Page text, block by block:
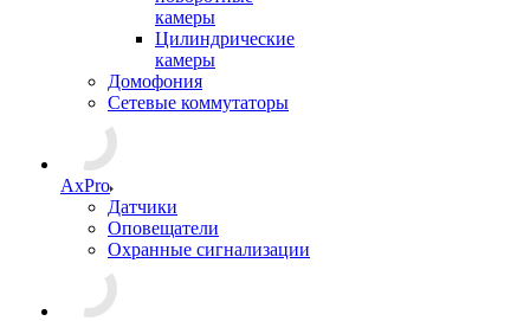
камеры
Цилиндрические
камеры
Домофония
Сетевые коммутаторы
AxPro
Датчики
Оповещатели
Охранные сигнализации